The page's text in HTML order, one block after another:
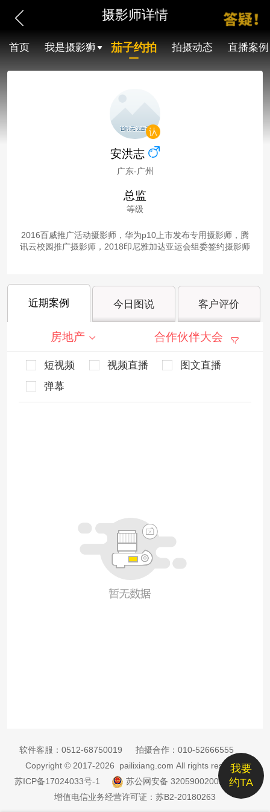
摄影师详情
首页 我是摄影狮 茄子约拍 拍摄动态 直播案例
安洪志
广东-广州
总监
等级
2016百威推广活动摄影师，华为p10上市发布专用摄影师，腾
讯云校园推广摄影师，2018印尼雅加达亚运会组委签约摄影师
近期案例 今日图说 客户评价
房地产 合作伙伴大会
短视频 视频直播
图文直播
弹幕
我要
约TA
软件客服： 0512-68750019 拍摄合作： 010-52666555
Copyright © 2017-2026 pailixiang.com All rights reserved
苏ICP备17024033号-1
苏公网安备 32059002002885号
增值电信业务经营许可证：苏B2-20180263